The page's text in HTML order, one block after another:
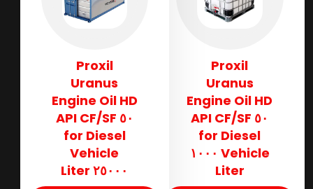
Proxil
Uranus
Engine Oil HD
٥٠ API CF/SF
for Diesel
Vehicle ١٠٠٠
Liter
Proxil
Uranus
Engine Oil HD
٥٠ API CF/SF
for Diesel
Vehicle
٢٥٠٠٠ Liter